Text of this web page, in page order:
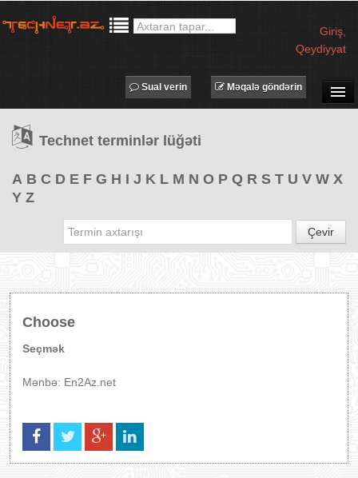
Giriş
Qeydiyyat
TƏDBİRLƏR
PROQRAMLAR
Məqalə göndərin
Sual verin
Technet terminlər lüğəti
A B C D E F G H I J K L M N O P Q R S T U V W X
Y Z
Çevir
Choose
Seçmək
Mənbə: En2Az.net